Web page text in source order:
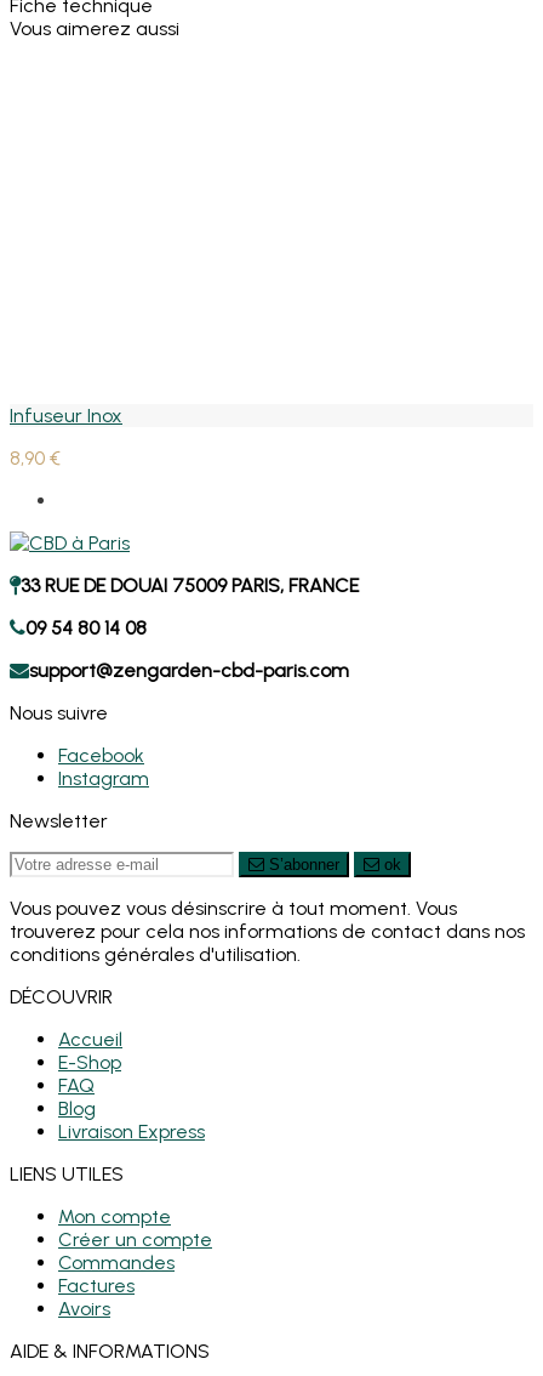
Fiche technique
Vous aimerez aussi
Infuseur Inox
8,90 €
33 RUE DE DOUAI 75009 PARIS, FRANCE
09 54 80 14 08
support@zengarden-cbd-paris.com
Nous suivre
Facebook
Instagram
Newsletter
S’abonner ok
Vous pouvez vous désinscrire à tout moment. Vous
trouverez pour cela nos informations de contact dans nos
conditions générales d'utilisation.
DÉCOUVRIR
Accueil
E-Shop
FAQ
Blog
Livraison Express
LIENS UTILES
Mon compte
Créer un compte
Commandes
Factures
Avoirs
AIDE & INFORMATIONS